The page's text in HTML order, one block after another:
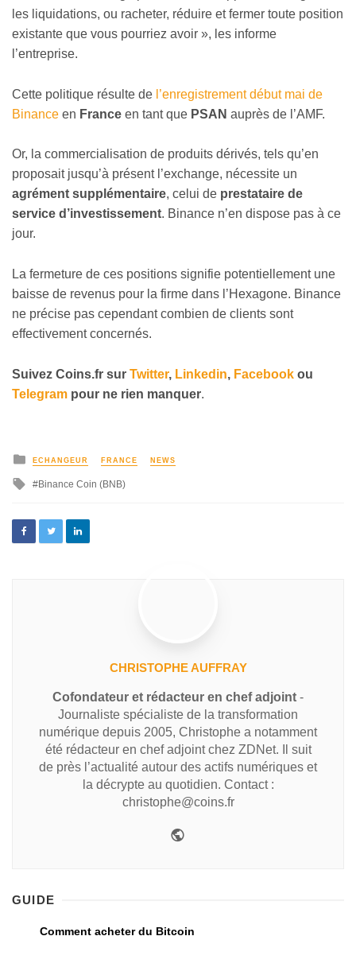
les liquidations, ou racheter, réduire et fermer toute position
existante que vous pourriez avoir », les informe
l’entreprise.
Cette politique résulte de l’enregistrement début mai de
Binance en France en tant que PSAN auprès de l’AMF.
Or, la commercialisation de produits dérivés, tels qu’en
proposait jusqu’à présent l’exchange, nécessite un
agrément supplémentaire, celui de prestataire de
service d’investissement. Binance n’en dispose pas à ce
jour.
La fermeture de ces positions signifie potentiellement une
baisse de revenus pour la firme dans l’Hexagone. Binance
ne précise pas cependant combien de clients sont
effectivement concernés.
Suivez Coins.fr sur Twitter, Linkedin, Facebook ou
Telegram pour ne rien manquer.
ECHANGEUR FRANCE NEWS
Binance Coin (BNB)
CHRISTOPHE AUFFRAY
Cofondateur et rédacteur en chef adjoint -
Journaliste spécialiste de la transformation
numérique depuis 2005, Christophe a notamment
été rédacteur en chef adjoint chez ZDNet. Il suit
de près l’actualité autour des actifs numériques et
la décrypte au quotidien. Contact :
christophe@coins.fr
GUIDE
Comment acheter du Bitcoin